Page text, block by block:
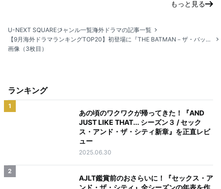
もっと見る
U-NEXT SQUAREジャンル一覧海外ドラマの記事一覧
【9月海外ドラマランキングTOP20】初登場に『THE BATMAN－ザ・バットマン－』のスピンオフ『THE PENGUIN－ザ・ペンギン－』が登場
画像（3枚目）
ランキング
1
あの頃のワクワクが帰ってきた！『AND
JUST LIKE THAT... シーズン３ / セック
ス・アンド・ザ・シティ新章』を正直レビ
ュー
2025.06.30
2
AJLT鑑賞前のおさらいに！『セックス・ア
ンド・ザ・シティ』全シーズンの年表を作